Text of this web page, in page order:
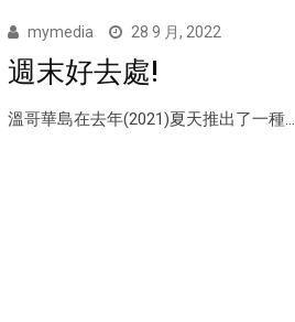
mymedia 28 9 月, 2022
週末好去處!
溫哥華島在去年(2021)夏天推出了一種...